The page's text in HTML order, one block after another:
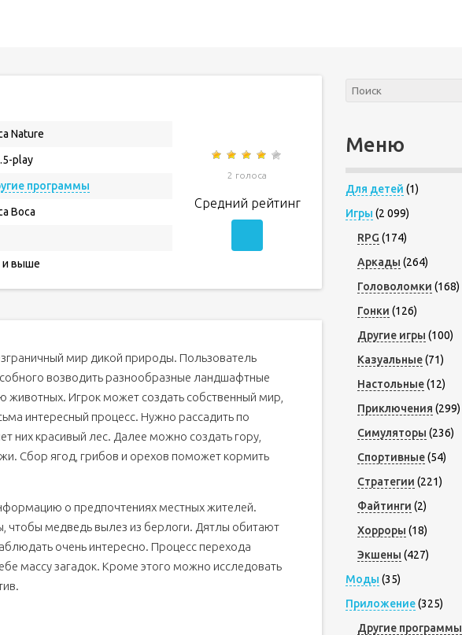
Nature
play
программы
Boca
и выше
2 голоса
Средний рейтинг
мир дикой природы. Пользователь
возводить разнообразные ландшафтные
животных. Игрок может создать собственный мир,
интересный процесс. Нужно рассадить по
них красивый лес. Далее можно создать гору,
Сбор ягод, грибов и орехов поможет кормить
о предпочтениях местных жителей.
чтобы медведь вылез из берлоги. Дятлы обитают
очень интересно. Процесс перехода
массу загадок. Кроме этого можно исследовать
Меню
Для детей (1)
Игры (2 099)
RPG (174)
Аркады (264)
Головоломки (168)
Гонки (126)
Другие игры (100)
Казуальные(71)
Настольные(12)
Приключения (299)
Симуляторы (236)
Спортивные(54)
Стратегии (221)
Файтинги (2)
Хорроры (18)
Экшены (427)
Моды (35)
Приложение(325)
Другие программы